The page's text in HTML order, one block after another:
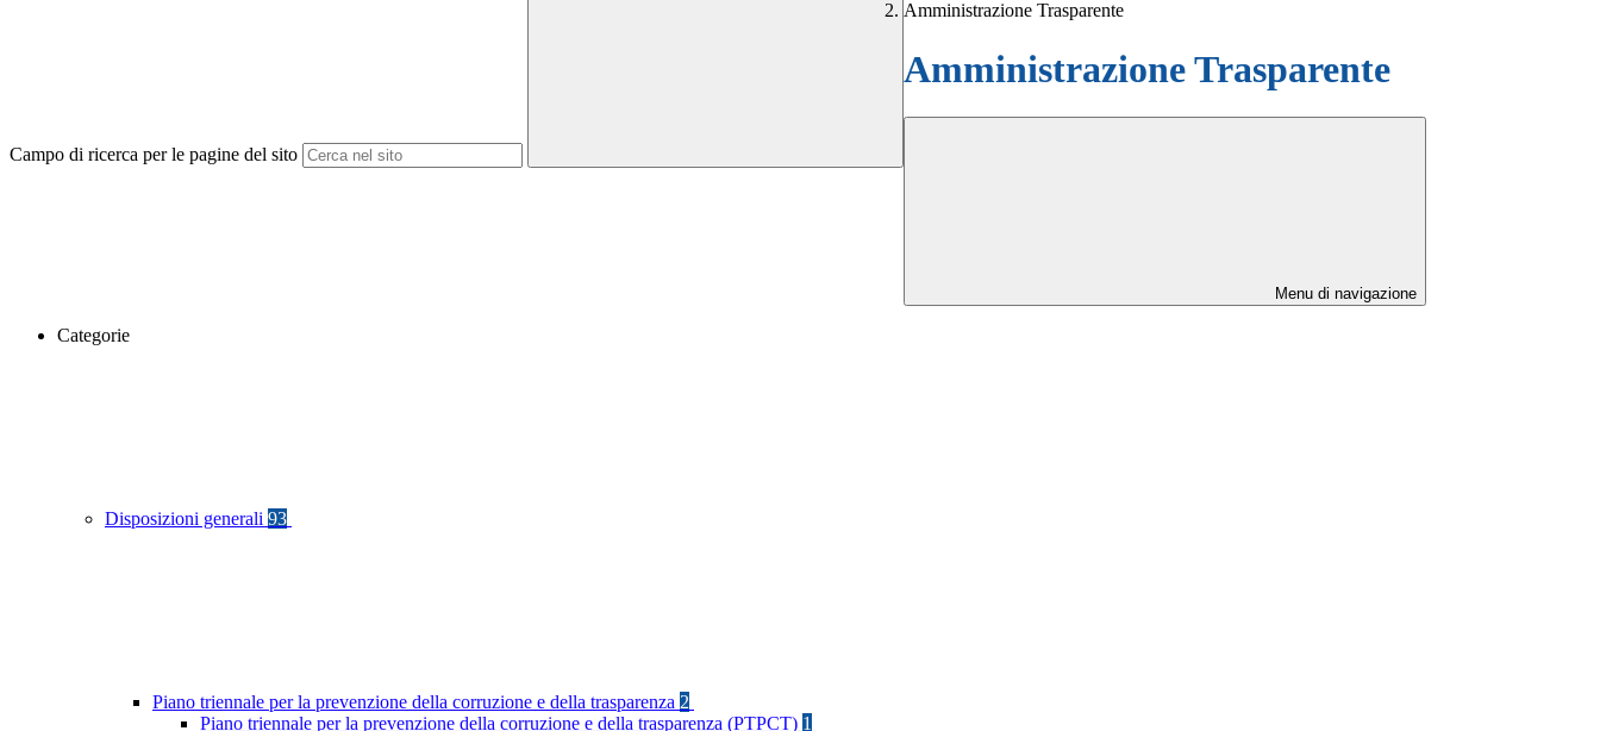
Campo di ricerca per le pagine del sito
Amministrazione Trasparente
Amministrazione Trasparente
Menu di navigazione
Categorie
Disposizioni generali 93
Piano triennale per la prevenzione della corruzione e della trasparenza 2
Piano triennale per la prevenzione della corruzione e della trasparenza (PTPCT) 1